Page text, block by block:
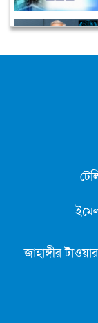
জাহাঙ্গীর